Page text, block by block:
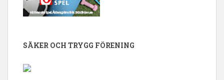
SÄKER OCH TRYGG FÖRENING